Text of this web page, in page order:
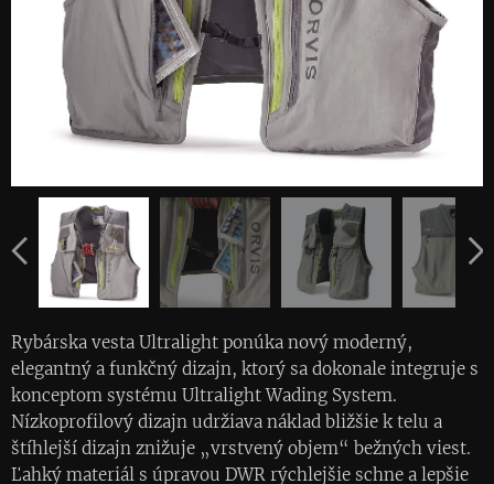
Rybárska vesta Ultralight ponúka nový moderný,
elegantný a funkčný dizajn, ktorý sa dokonale integruje s
konceptom systému Ultralight Wading System.
Nízkoprofilový dizajn udržiava náklad bližšie k telu a
štíhlejší dizajn znižuje „vrstvený objem“ bežných viest.
Ľahký materiál s úpravou DWR rýchlejšie schne a lepšie